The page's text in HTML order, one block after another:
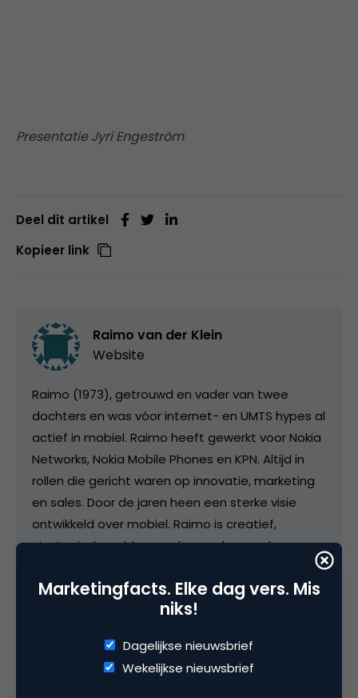
Presentatie Jyri Engeström
Deel dit artikel
Kopieer link
Raimo van der Klein
Website
Raimo (1973), getrouwd en vader van twee
dochters en was vóor internet- en UMTS hypes al
actief in mobiel. Raimo heeft gewerkt voor Nokia
Networks, Nokia Mobile Phones en KPN. Altijd in
rollen die gericht waren op innovatie, marketing
en sales. Door de jaren heen een sterke visie
ontwikkeld over mobiel. Raimo is creatief,
strategisch probleemoplossend, gevoelsmens
SPRXmobile. Hiernaast is Raimo oprichter van
Mobile Monday Amsterdam (
netwerkevent voor mobilistas in Nederland. Hij
spreekt verder graag over The Mobile Life. Voor
Marketingfacts. Elke dag vers. Mis
niks!
Dagelijkse nieuwsbrief
Wekelijkse nieuwsbrief